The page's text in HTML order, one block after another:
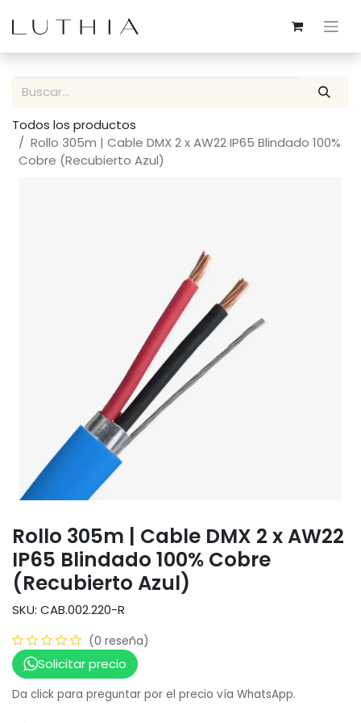
Todos los productos
Rollo 305m | Cable DMX 2 x AW22 IP65 Blindado 100%
Cobre (Recubierto Azul)
Rollo 305m | Cable DMX 2 x AW22
IP65 Blindado 100% Cobre
(Recubierto Azul)
SKU: CAB.002.220-R
(0 reseña)
Solicitar precio
Da click para preguntar por el precio vía WhatsApp.